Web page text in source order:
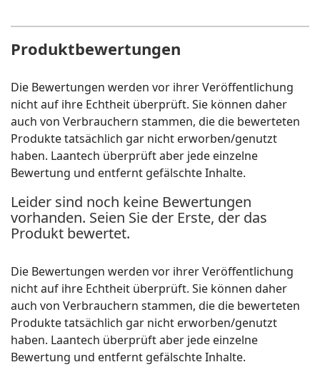
Produktbewertungen
Die Bewertungen werden vor ihrer Veröffentlichung
nicht auf ihre Echtheit überprüft. Sie können daher
auch von Verbrauchern stammen, die die bewerteten
Produkte tatsächlich gar nicht erworben/genutzt
haben. Laantech überprüft aber jede einzelne
Bewertung und entfernt gefälschte Inhalte.
Leider sind noch keine Bewertungen
vorhanden. Seien Sie der Erste, der das
Produkt bewertet.
Die Bewertungen werden vor ihrer Veröffentlichung
nicht auf ihre Echtheit überprüft. Sie können daher
auch von Verbrauchern stammen, die die bewerteten
Produkte tatsächlich gar nicht erworben/genutzt
haben. Laantech überprüft aber jede einzelne
Bewertung und entfernt gefälschte Inhalte.